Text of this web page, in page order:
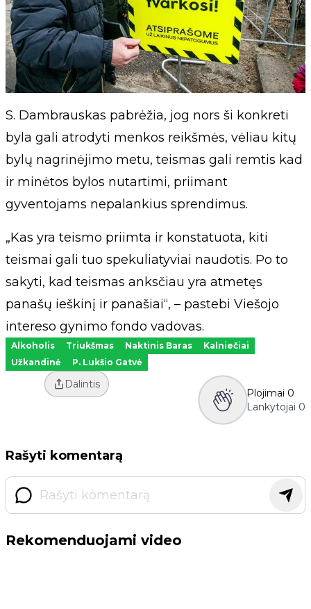
S. Dambrauskas pabrėžia, jog nors ši konkreti
byla gali atrodyti menkos reikšmės, vėliau kitų
bylų nagrinėjimo metu, teismas gali remtis kad
ir minėtos bylos nutartimi, priimant
gyventojams nepalankius sprendimus.
„Kas yra teismo priimta ir konstatuota, kiti
teismai gali tuo spekuliatyviai naudotis. Po to
sakyti, kad teismas anksčiau yra atmetęs
panašų ieškinį ir panašiai“, – pastebi Viešojo
intereso gynimo fondo vadovas.
Alkoholis Triukšmas Naktinis Baras
Kalniečiai
Užkandinė
P. Lukšio Gatvė
Dalintis
Plojimai 0
Lankytojai 0
Rašyti komentarą
Rekomenduojami video